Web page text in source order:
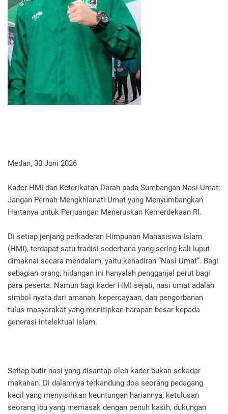
Medan, 30 Juni 2026
Kader HMI dan Keterikatan Darah pada Sumbangan Nasi Umat:
Jangan Pernah Mengkhianati Umat yang Menyumbangkan
Hartanya untuk Perjuangan Meneruskan Kemerdekaan RI.
Di setiap jenjang perkaderan Himpunan Mahasiswa Islam
(HMI), terdapat satu tradisi sederhana yang sering kali luput
dimaknai secara mendalam, yaitu kehadiran “Nasi Umat”. Bagi
sebagian orang, hidangan ini hanyalah pengganjal perut bagi
para peserta. Namun bagi kader HMI sejati, nasi umat adalah
simbol nyata dari amanah, kepercayaan, dan pengorbanan
tulus masyarakat yang menitipkan harapan besar kepada
generasi intelektual Islam.
Setiap butir nasi yang disantap oleh kader bukan sekadar
makanan. Di dalamnya terkandung doa seorang pedagang
kecil yang menyisihkan keuntungan hariannya, ketulusan
seorang ibu yang memasak dengan penuh kasih, dukungan